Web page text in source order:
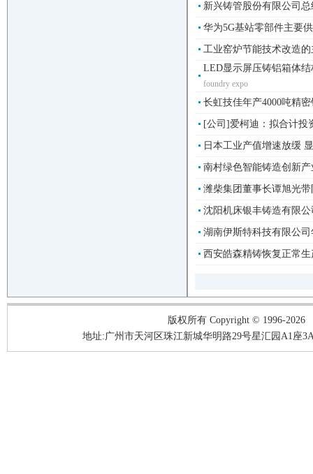
新兴铸管股份有限公司
华为5G基站零部件主要
工业窑炉节能技术改造
LED显示屏压铸铝箱体
foundry expo
长虹技佳年产4000吨精
[公司]爱柯迪：拟合计投
日本工业产值增速放缓
南村绿色智能铸造创新
潍柴集团董事长谭旭光
沈阳机床银丰铸造有限
湖南伊斯特科技有限公
西安皓森精铸恢复正常
版权所有 Copyright © 1996-2026
地址:广州市天河区珠江新城华明路29号星汇园A1座